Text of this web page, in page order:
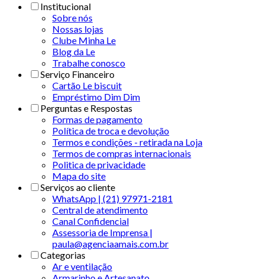
Institucional
Sobre nós
Nossas lojas
Clube Minha Le
Blog da Le
Trabalhe conosco
Serviço Financeiro
Cartão Le biscuit
Empréstimo Dim Dim
Perguntas e Respostas
Formas de pagamento
Política de troca e devolução
Termos e condições - retirada na Loja
Termos de compras internacionais
Politica de privacidade
Mapa do site
Serviços ao cliente
WhatsApp | (21) 97971-2181
Central de atendimento
Canal Confidencial
Assessoria de Imprensa |
paula@agenciaamais.com.br
Categorias
Ar e ventilação